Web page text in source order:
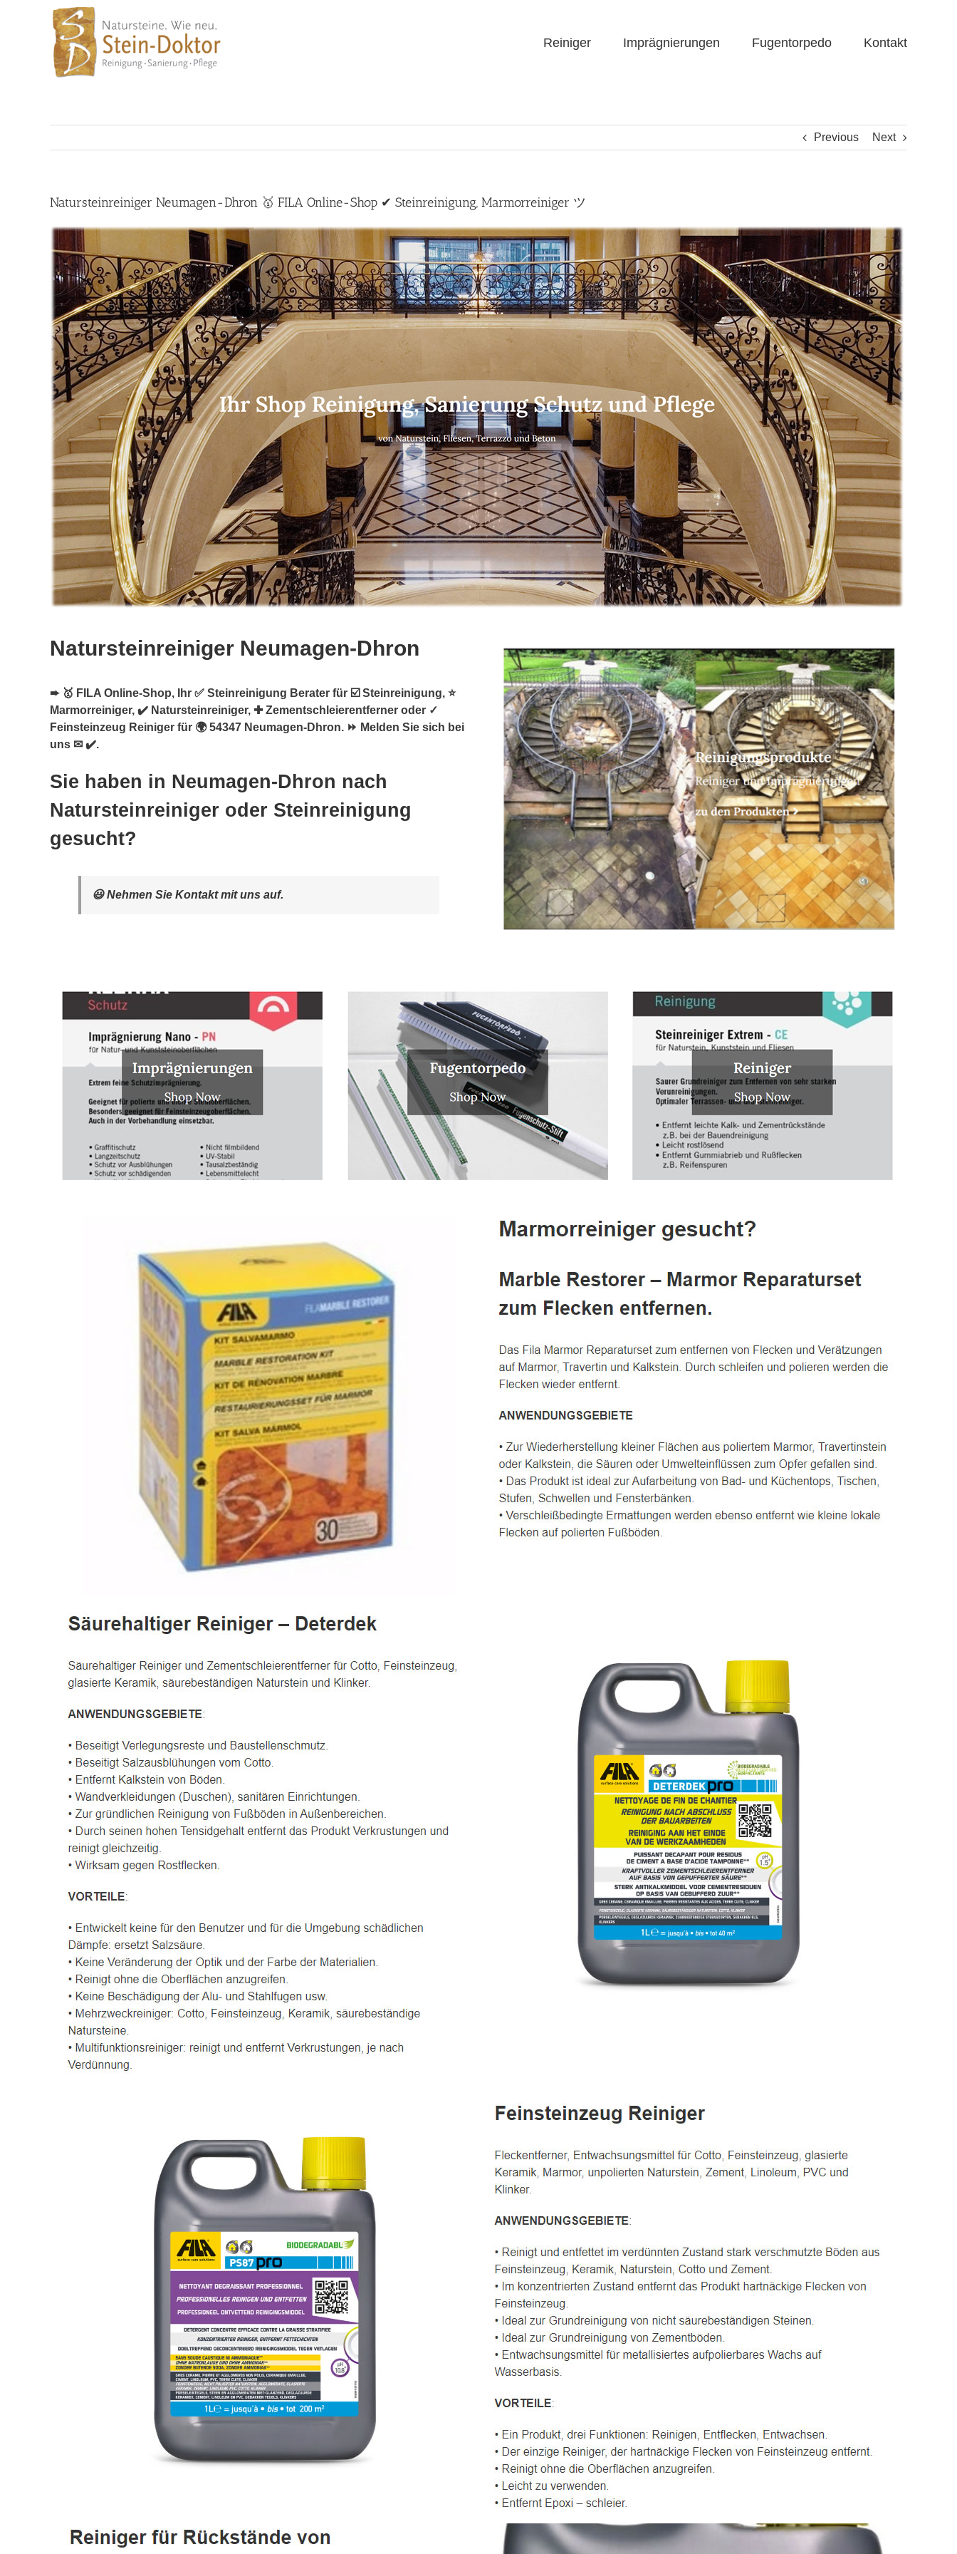
Reiniger Imprägnierungen Fugentorpedo Kontakt
Previous Next
Natursteinreiniger Neumagen-Dhron 🥇 FILA Online-Shop ✔ Steinreinigung, Marmorreiniger ツ
Natursteinreiniger Neumagen-Dhron
➨ 🥇 FILA Online-Shop, Ihr ✅ Steinreinigung Berater für ☑️ Steinreinigung, ⭐
Marmorreiniger, ✔️ Natursteinreiniger, ✚ Zementschleierentferner oder ✓
Feinsteinzeug Reiniger für 🌍 54347 Neumagen-Dhron. ⏩ Melden Sie sich bei
uns ✉ ✔️.
Sie haben in Neumagen-Dhron nach
Natursteinreiniger oder Steinreinigung
gesucht?
😃 Nehmen Sie Kontakt mit uns auf.